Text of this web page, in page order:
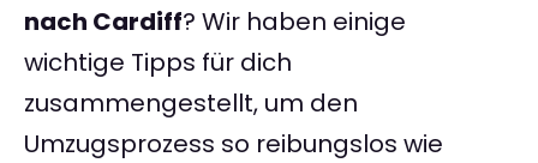
nach Cardiff? Wir haben einige
wichtige Tipps für dich
zusammengestellt, um den
Umzugsprozess so reibungslos wie